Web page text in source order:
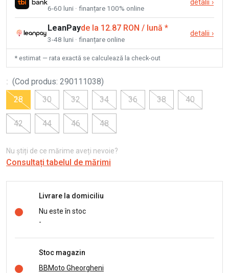
6-60 luni · finanțare 100% online
detalii ›
LeanPayde la 12.87 RON / lună *
3-48 luni · finanțare online
detalii ›
* estimat — rata exactă se calculează la check-out
: (Cod produs: 290111038)
28
30 32 34 36 38 40
42 44 46 48
Nu știți de ce mărime aveți nevoie?
Consultați tabelul de mărimi
Livrare la domiciliu
Nu este în stoc
-
Stoc magazin
BBMoto Gheorgheni